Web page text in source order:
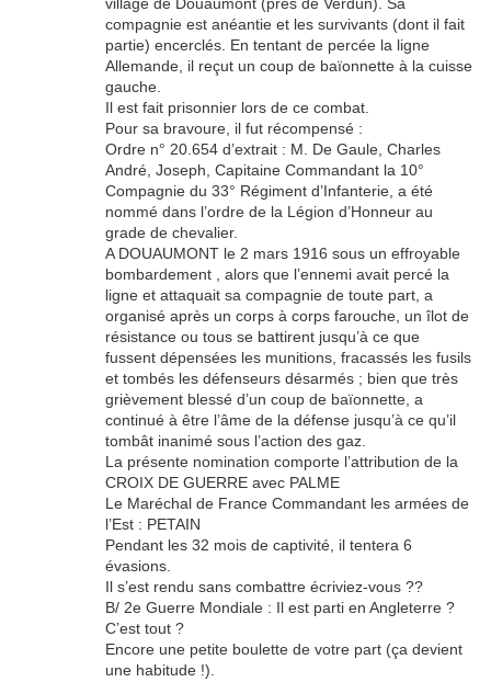
compagnie est anéantie et les survivants (dont il fait
partie) encerclés. En tentant de percée la ligne
Allemande, il reçut un coup de baïonnette à la cuisse
gauche.
Il est fait prisonnier lors de ce combat.
Pour sa bravoure, il fut récompensé :
Ordre n° 20.654 d’extrait : M. De Gaule, Charles
André, Joseph, Capitaine Commandant la 10°
Compagnie du 33° Régiment d’Infanterie, a été
nommé dans l’ordre de la Légion d’Honneur au
grade de chevalier.
A DOUAUMONT le 2 mars 1916 sous un effroyable
bombardement , alors que l’ennemi avait percé la
ligne et attaquait sa compagnie de toute part, a
organisé après un corps à corps farouche, un îlot de
résistance ou tous se battirent jusqu’à ce que
fussent dépensées les munitions, fracassés les fusils
et tombés les défenseurs désarmés ; bien que très
grièvement blessé d’un coup de baïonnette, a
continué à être l’âme de la défense jusqu’à ce qu’il
tombât inanimé sous l’action des gaz.
La présente nomination comporte l’attribution de la
CROIX DE GUERRE avec PALME
Le Maréchal de France Commandant les armées de
l’Est : PETAIN
Pendant les 32 mois de captivité, il tentera 6
évasions.
Il s’est rendu sans combattre écriviez-vous ??
B/ 2e Guerre Mondiale : Il est parti en Angleterre ?
C’est tout ?
Encore une petite boulette de votre part (ça devient
une habitude !).